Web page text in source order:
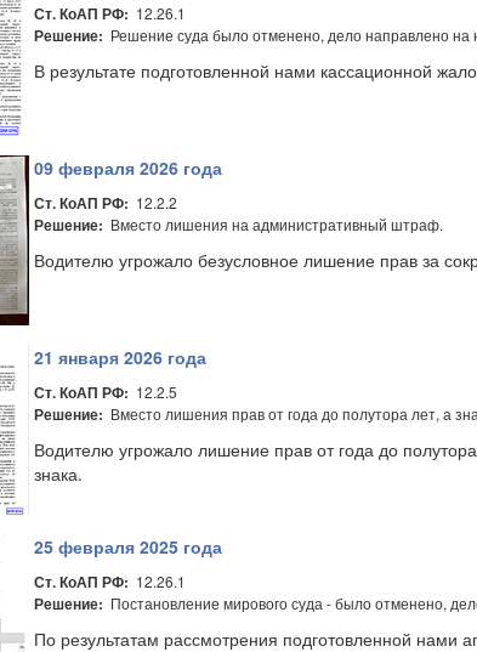
Ст. КоАП РФ: 12.26.1
Решение: Решение суда было отменено, дело направлено на
В результате подготовленной нами кассационной
09 февраля 2026 года
Ст. КоАП РФ: 12.2.2
Решение: Вместо лишения на административный штраф.
Водителю угрожало безусловное лишение прав за
21 января 2026 года
Ст. КоАП РФ: 12.2.5
Решение: Вместо лишения прав от года до полутора лет, а
Водителю угрожало лишение прав от года до
знака.
25 февраля 2025 года
Ст. КоАП РФ: 12.26.1
Решение: Постановление мирового суда - было отменено,
По результатам рассмотрения подготовленной